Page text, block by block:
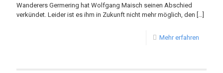
Wanderers Germering hat Wolfgang Maisch seinen Abschied
verkündet. Leider ist es ihm in Zukunft nicht mehr möglich, den […]
Mehr erfahren